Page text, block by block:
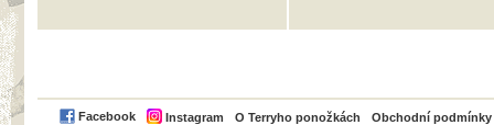
Facebook Instagram O Terryho ponožkách Obchodní podmínky
PayPal